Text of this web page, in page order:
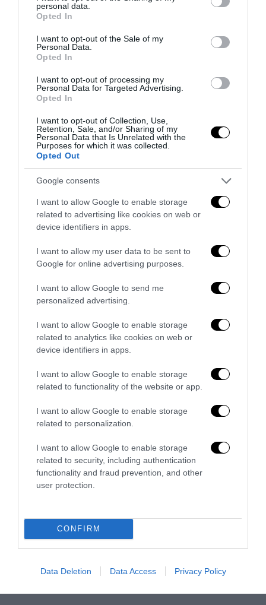
grant or deny consent to Google and its third-party tags to
use your data for below specified purposes in below Google
consent section.
personal data.
Opted In
I want to opt-out of the Sale of my
Personal Data.
Opted In
I want to opt-out of processing my
Personal Data for Targeted Advertising.
Opted In
I want to opt-out of Collection, Use,
Retention, Sale, and/or Sharing of my
Personal Data that Is Unrelated with the
Purposes for which it was collected.
Opted Out
Google consents
I want to allow Google to enable storage
related to advertising like cookies on web or
device identifiers in apps.
I want to allow my user data to be sent to
Google for online advertising purposes.
I want to allow Google to send me
personalized advertising.
I want to allow Google to enable storage
related to analytics like cookies on web or
device identifiers in apps.
I want to allow Google to enable storage
related to functionality of the website or app.
I want to allow Google to enable storage
related to personalization.
I want to allow Google to enable storage
related to security, including authentication
functionality and fraud prevention, and other
user protection.
CONFIRM
Data Deletion Data Access Privacy Policy
Rilevate le onde gravitazionali: la
scoperta scientifica del secolo
Roma, 12 feb – La notizia è stata data ieri, in occasione del
centenario della formulazione della Teoria della Relatività
Generale di …
APPROFONDIMENTI SCIENZA E TECNOLOGIA
Anoressia e bulimia: diagnosi
precoce grazie alla ricerca italiana
Catanzaro, 9 feb – L’Istituto di bioimmagini e fisiologia